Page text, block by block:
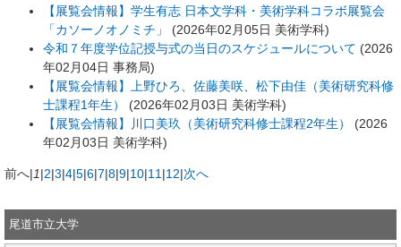
【展覧会情報】学生有志 日本文学科・美術学科コラボ展覧会
「カソーノオノミチ」
(2026年02月05日 美術学科)
令和７年度学位記授与式の当日のスケジュールについて (2026
年02月04日 事務局)
【展覧会情報】上野ひろ、佐藤美咲、松下由佳（美術研究科修
士課程1年生）
(2026年02月03日 美術学科)
【展覧会情報】川口美玖（美術研究科修士課程2年生）
(2026
年02月03日 美術学科)
前へ|1|2|3|4|5|6|7|8|9|10|11 |12|次へ
尾道市立大学